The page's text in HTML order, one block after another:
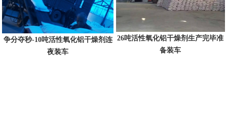
争分夺秒-10吨活性氧化铝干燥剂连
夜装车
26吨活性氧化铝干燥剂生产完毕准
备装车